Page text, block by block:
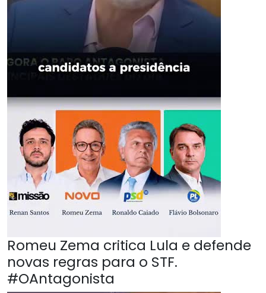
Romeu Zema critica Lula e defende
novas regras para o STF.
#OAntagonista